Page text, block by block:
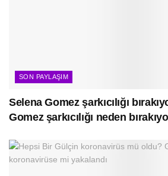
SON PAYLAŞIM
Selena Gomez şarkıcılığı
Gomez şarkıcılığı neden